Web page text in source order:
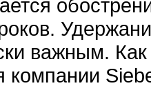
важным.